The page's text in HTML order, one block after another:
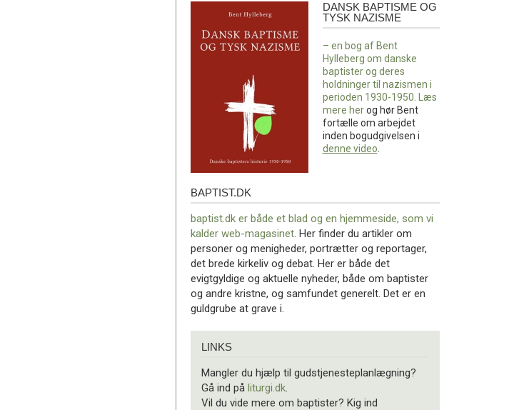
tysk
DANSK BAPTISME OG
TYSK NAZISME
– en bog af Bent
Hylleberg om danske
baptister og deres
holdninger til nazismen i
perioden 1930-1950. Læs
mere herog hør Bent
fortælle om arbejdet
inden bogudgivelsen i
denne video.
baptist.dk
BAPTIST.DK
baptist.dk er både et blad og en hjemmeside, som vi
kalder web-magasinet . Her finder du artikler om
personer og menigheder, portrætter og reportager,
det brede kirkeliv og debat. Her er både det
evigtgyldige og aktuelle nyheder, både om baptister
og andre kristne, og samfundet generelt. Det er en
guldgrube at grave i.
LINKS
Mangler du hjælp til gudstjenesteplanlægning?
Gå ind på liturgi.dk
Vil du vide mere om baptister? Kig ind